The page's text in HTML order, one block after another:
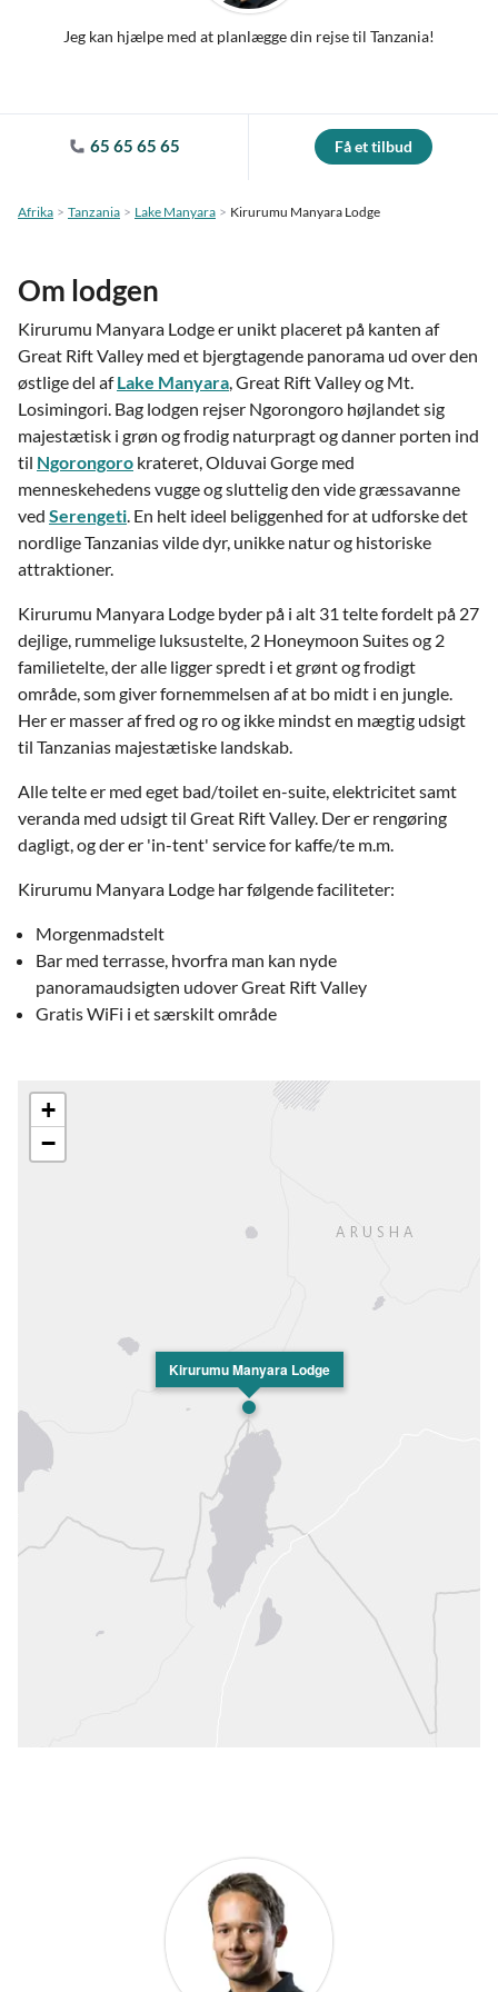
Jeg kan hjælpe med at planlægge din rejse til Tanzania!
65 65 65 65 Få et tilbud
Afrika Tanzania Lake Manyara Kirurumu Manyara Lodge
Om lodgen
Kirurumu Manyara Lodge er unikt placeret på kanten af
Great Rift Valley med et bjergtagende panorama ud over den
østlige del afLake Manyara, Great Rift Valley og Mt.
Losimingori. Bag lodgen rejser Ngorongoro højlandet sig
majestætisk i grøn og frodig naturpragt og danner porten ind
til Ngorongoro krateret, Olduvai Gorge med
menneskehedens vugge og sluttelig den vide græssavanne
ved Serengeti. En helt ideel beliggenhed for at udforske det
nordlige Tanzanias vilde dyr, unikke natur og historiske
attraktioner.
Kirurumu Manyara Lodge byder på i alt 31 telte fordelt på 27
dejlige, rummelige luksustelte, 2 Honeymoon Suites og 2
familietelte, der alle ligger spredt i et grønt og frodigt
område, som giver fornemmelsen af at bo midt i en jungle.
Her er masser af fred og ro og ikke mindst en mægtig udsigt
til Tanzanias majestætiske landskab.
Alle telte er med eget bad/toilet en-suite, elektricitet samt
veranda med udsigt til Great Rift Valley. Der er rengøring
dagligt, og der er 'in-tent' service for kaffe/te m.m.
Kirurumu Manyara Lodge har følgende faciliteter:
Morgenmadstelt
Bar med terrasse, hvorfra man kan nyde
panoramaudsigten udover Great Rift Valley
Gratis WiFi i et særskilt område
Kirurumu Manyara Lodge
+
−